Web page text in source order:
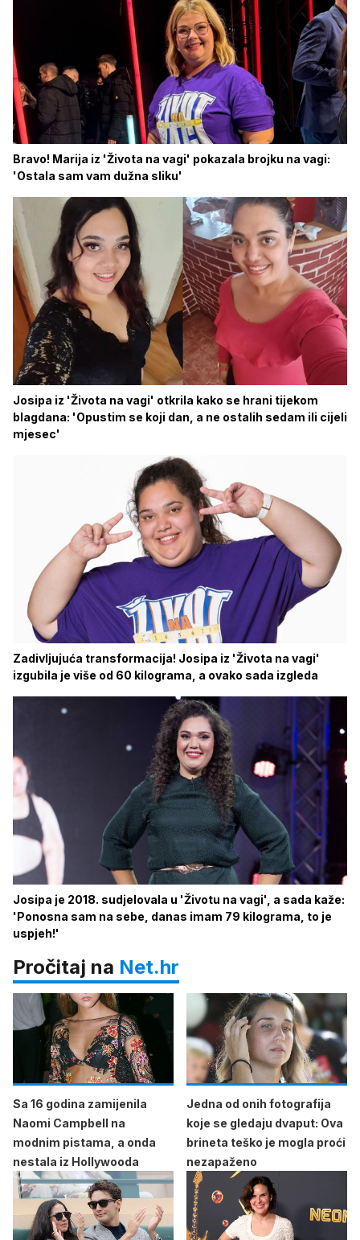
Bravo! Marija iz 'Života na vagi' pokazala brojku na vagi:
'Ostala sam vam dužna sliku'
Josipa iz 'Života na vagi' otkrila kako se hrani tijekom
blagdana: 'Opustim se koji dan, a ne ostalih sedam ili cijeli
mjesec'
Zadivljujuća transformacija! Josipa iz 'Života na vagi'
izgubila je više od 60 kilograma, a ovako sada izgleda
Josipa je 2018. sudjelovala u 'Životu na vagi', a sada kaže:
'Ponosna sam na sebe, danas imam 79 kilograma, to je
uspjeh!'
Pročitaj na Net.hr
Sa 16 godina zamijenila
Naomi Campbell na
modnim pistama, a onda
nestala iz Hollywooda
Jedna od onih fotografija
koje se gledaju dvaput: Ova
brineta teško je mogla proći
nezapaženo